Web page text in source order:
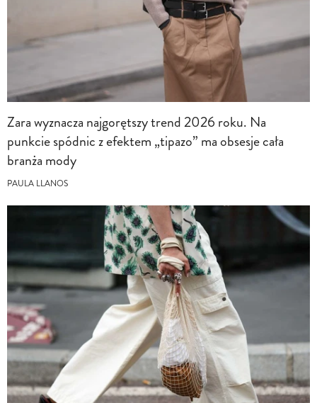
Zara wyznacza najgorętszy trend 2026 roku. Na
punkcie spódnic z efektem „tipazo” ma obsesje cała
branża mody
PAULA LLANOS